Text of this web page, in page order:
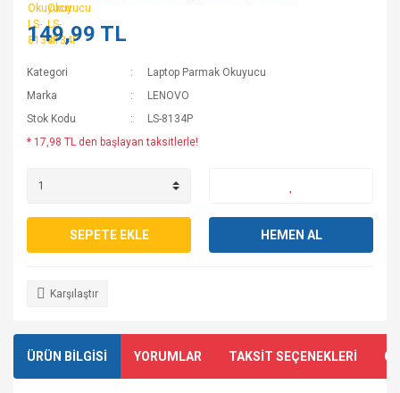
149,99 TL
Kategori
Laptop Parmak Okuyucu
Marka
LENOVO
Stok Kodu
LS-8134P
* 17,98 TL den başlayan taksitlerle!
SEPETE EKLE HEMEN AL
Karşılaştır
ÜRÜN BİLGİSİ YORUMLAR TAKSİT SEÇENEKLERİ